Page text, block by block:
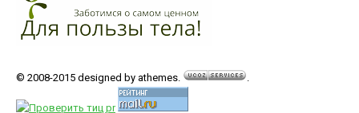
© 2008-2015 designed by athemes. .